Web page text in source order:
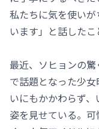
私たちに気を使い
います」と話したこ
最近、ソヒョンの
で話題となった少
いにもかかわらず
姿を見せている。